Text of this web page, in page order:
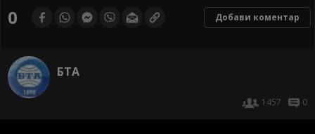
0 Добави коментар
БТА
1457 0